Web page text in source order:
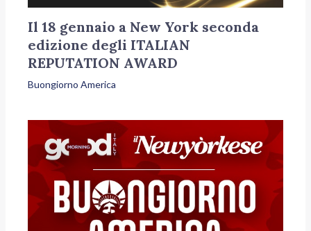
Il 18 gennaio a New York seconda
edizione degli ITALIAN
REPUTATION AWARD
Buongiorno America